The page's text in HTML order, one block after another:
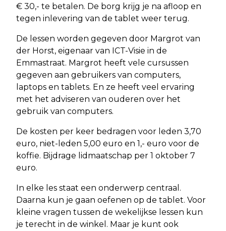
€ 30,- te betalen. De borg krijg je na afloop en
tegen inlevering van de tablet weer terug.
De lessen worden gegeven door Margrot van
der Horst, eigenaar van ICT-Visie in de
Emmastraat. Margrot heeft vele cursussen
gegeven aan gebruikers van computers,
laptops en tablets. En ze heeft veel ervaring
met het adviseren van ouderen over het
gebruik van computers.
De kosten per keer bedragen voor leden 3,70
euro, niet-leden 5,00 euro en 1,- euro voor de
koffie. Bijdrage lidmaatschap per 1 oktober 7
euro.
In elke les staat een onderwerp centraal.
Daarna kun je gaan oefenen op de tablet. Voor
kleine vragen tussen de wekelijkse lessen kun
je terecht in de winkel. Maar je kunt ook